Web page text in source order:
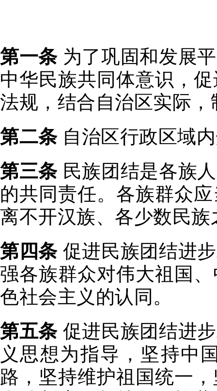
第一条 为了巩固和发展
中华民族共同体意识，
法规，结合自治区实际
第二条自治区行政区域
第三条民族团结是各族
的共同责任。各族群众
离不开汉族、各少数民
第四条 促进民族团结进
强各族群众对伟大祖国
色社会主义的认同。
第五条促进民族团结进
义思想为指导，坚持中
路，坚持维护祖国统一